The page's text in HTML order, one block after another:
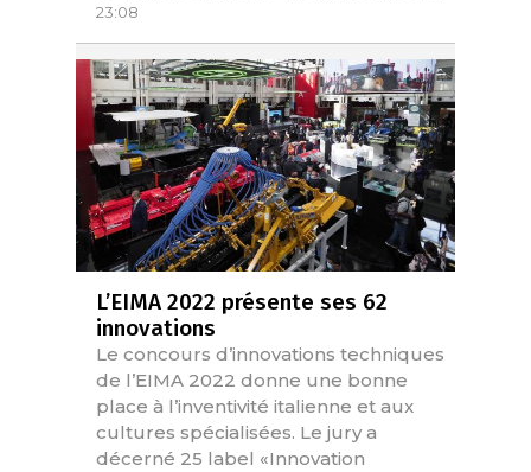
23:08
L’EIMA 2022 présente ses 62
innovations
Le concours d’innovations techniques
de l’EIMA 2022 donne une bonne
place à l’inventivité italienne et aux
cultures spécialisées. Le jury a
décerné 25 label «Innovation